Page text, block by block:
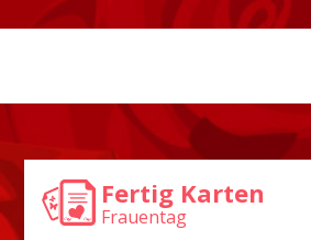
Fertig Karten
Frauentag